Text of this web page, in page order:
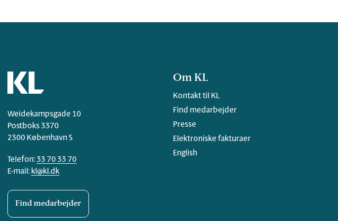
Weidekampsgade 10
Postboks 3370
2300 København S
Telefon:33 70 33 70
E-mail: kl@kl.dk
Find medarbejder
Om KL
Kontakt til KL
Find medarbejder
Presse
Elektroniske fakturaer
English